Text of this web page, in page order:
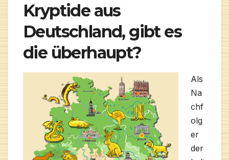
Kryptide aus
Deutschland, gibt es
die überhaupt?
Als
Na
chf
olg
er
der